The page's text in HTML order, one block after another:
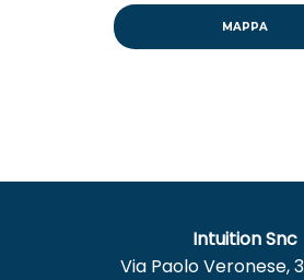
MAPPA
Intuition Snc
Via Paolo Veronese,